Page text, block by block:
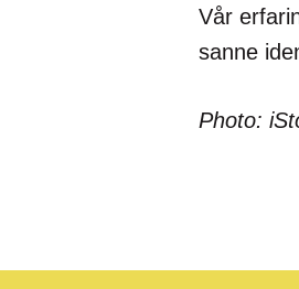
Vår
sanne
Photo: